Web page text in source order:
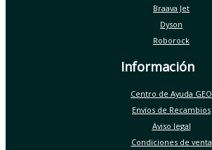
Braava Jet
Dyson
Roborock
Información
Centro de Ayuda GEO
Envíos de Recambios
Aviso legal
Condiciones de venta